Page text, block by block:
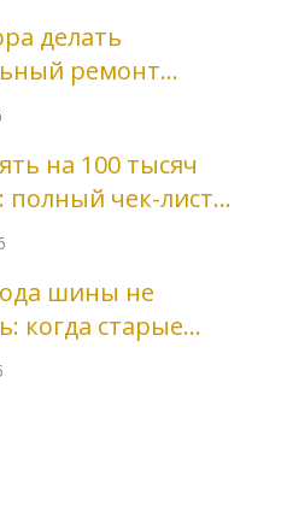
делать
ремонт
признаки, пробег
на 100 тысяч
полный чек-лист
и тюнинг для
шины не
когда старые
становятся